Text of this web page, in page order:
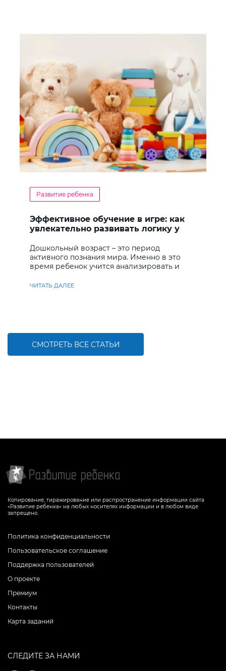
Развитие ребенка
Эффективное обучение в игре: как
увлекательно развивать логику у
Дошкольный возраст – это период
активного познания мира. Именно в это
время ребенок учится анализировать и
ЧИТАТЬ ДАЛЕЕ
СМОТРЕТЬ ВСЕ СТАТЬИ
Копирование, тиражирование или распространение информации сайта
«Развитие ребенка» на любых носителях информации и в любом виде
запрещено.
Политика конфиденциальности
Пользовательское соглашение
Поддержка пользователей
О проекте
Премиум
Контакты
Карта заданий
СЛЕДИТЕ ЗА НАМИ